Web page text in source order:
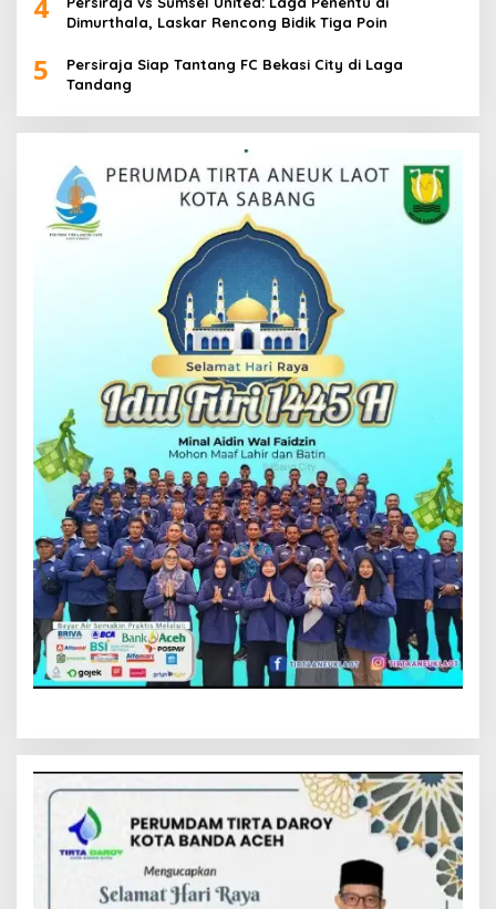
4
Dimurthala, Laskar Rencong Bidik Tiga Poin
5
Persiraja Siap Tantang FC Bekasi City di Laga
Tandang